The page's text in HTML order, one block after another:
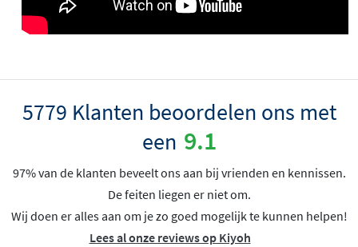
5779 Klanten beoordelen ons met
een 9.1
97% van de klanten beveelt ons aan bij vrienden en kennissen.
De feiten liegen er niet om.
Wij doen er alles aan om je zo goed mogelijk te kunnen helpen!
Lees al onze reviews op Kiyoh